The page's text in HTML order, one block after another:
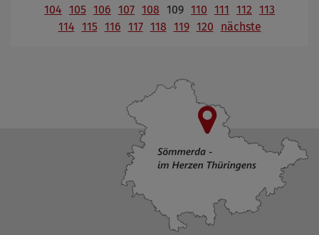
104 105 106 107 108 109 110 111 112 113
114 115 116 117 118 119 120 nächste